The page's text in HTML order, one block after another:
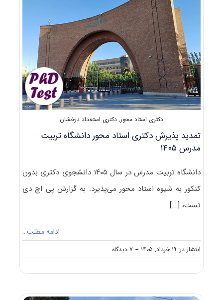
صنعتی
شیراز
۱۴۰۵
دکتری استاد محور, دکتری استعداد درخشان
تمدید پذیرش دکتری استاد محور دانشگاه تربیت
مدرس ۱۴۰۵
دانشگاه تربیت مدرس در سال ۱۴۰۵ دانشجوی دکتری بدون
کنکور به شیوه استاد محور می‌پذیرد. به گزارش پی اچ دی
تست،[...]
ادامه مطلب…
انتشار در: ۱۹ خرداد, ۱۴۰۵ -- ۷ دیدگاه
on
تمدید
محور